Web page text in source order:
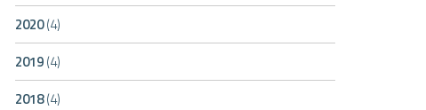
2020(4)
2019(4)
2018(4)